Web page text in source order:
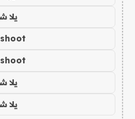
يلا
يلا
يلا